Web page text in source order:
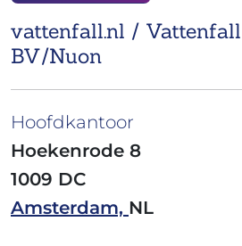
vattenfall.nl /
BV/Nuon
Hoofdkantoor
Hoekenrode 8
1009 DC
Amsterdam, NL